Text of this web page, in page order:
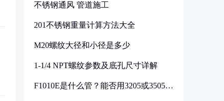
不锈钢通风 管道施工
201不锈钢重量计算方法大全
M20螺纹大径和小径是多少
1-1/4 NPT螺纹参数及底孔尺寸详解
F1010E是什么管？能否用3205或3505代